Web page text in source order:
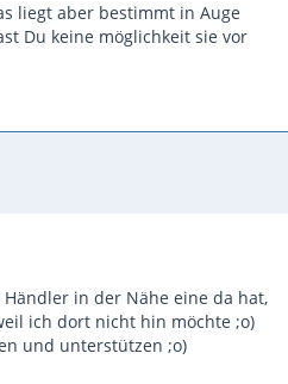
liegt aber bestimmt in Auge
Du keine möglichkeit sie vor
in der Nähe eine da hat,
ich dort nicht hin möchte ;o)
und unterstützen ;o)